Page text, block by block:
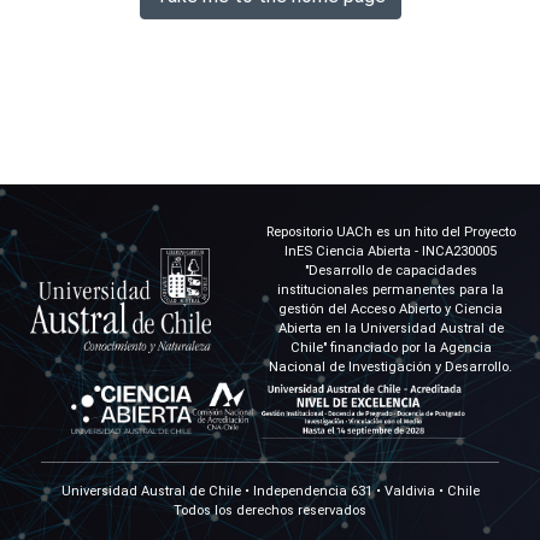
Repositorio UACh es un hito del Proyecto
InES Ciencia Abierta - INCA230005
"Desarrollo de capacidades
institucionales permanentes para la
gestión del Acceso Abierto y Ciencia
Abierta en la Universidad Austral de
Chile" financiado por la Agencia
Nacional de Investigación y Desarrollo.
Universidad Austral de Chile • Independencia 631 • Valdivia • Chile
Todos los derechos reservados